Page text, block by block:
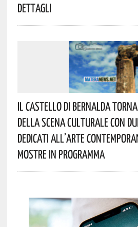
Dettagli
Il Castello Di Bernalda
Della Scena Culturale Con
Dedicati All’arte
Mostre In Programma